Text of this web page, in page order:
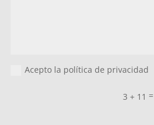
Acepto la política de privacidad
3 + 11 =